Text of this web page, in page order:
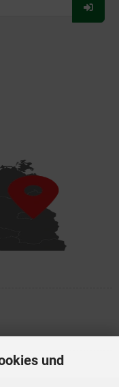
Für
und